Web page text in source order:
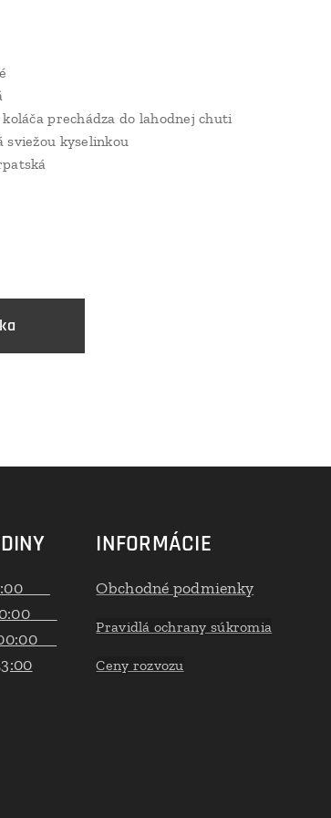
prechádza do lahodnej chuti
sviežou kyselinkou
INFORMÁCIE
Obchodné podmienky
Pravidlá ochrany súkromia
Ceny rozvozu